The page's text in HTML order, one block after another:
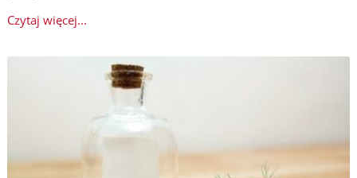
Czytaj więcej...